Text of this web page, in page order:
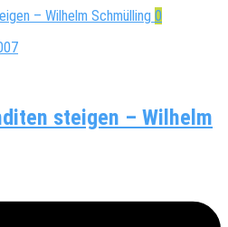
0
steigen – Wilhelm